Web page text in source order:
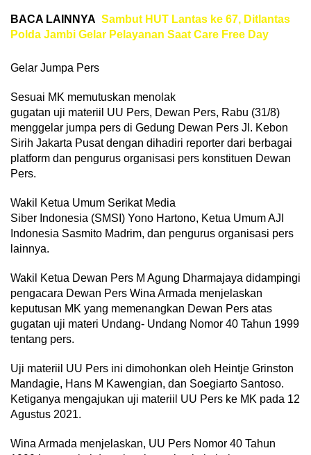
BACA LAINNYA Sambut HUT Lantas ke 67, Ditlantas
Polda Jambi Gelar Pelayanan Saat Care Free Day
Gelar Jumpa Pers
Sesuai MK memutuskan menolak
gugatan uji materiil UU Pers, Dewan Pers, Rabu (31/8)
menggelar jumpa pers di Gedung Dewan Pers Jl. Kebon
Sirih Jakarta Pusat dengan dihadiri reporter dari berbagai
platform dan pengurus organisasi pers konstituen Dewan
Pers.
Wakil Ketua Umum Serikat Media
Siber Indonesia (SMSI) Yono Hartono, Ketua Umum AJI
Indonesia Sasmito Madrim, dan pengurus organisasi pers
lainnya.
Wakil Ketua Dewan Pers M Agung Dharmajaya didampingi
pengacara Dewan Pers Wina Armada menjelaskan
keputusan MK yang memenangkan Dewan Pers atas
gugatan uji materi Undang- Undang Nomor 40 Tahun 1999
tentang pers.
Uji materiil UU Pers ini dimohonkan oleh Heintje Grinston
Mandagie, Hans M Kawengian, dan Soegiarto Santoso.
Ketiganya mengajukan uji materiil UU Pers ke MK pada 12
Agustus 2021.
Wina Armada menjelaskan, UU Pers Nomor 40 Tahun